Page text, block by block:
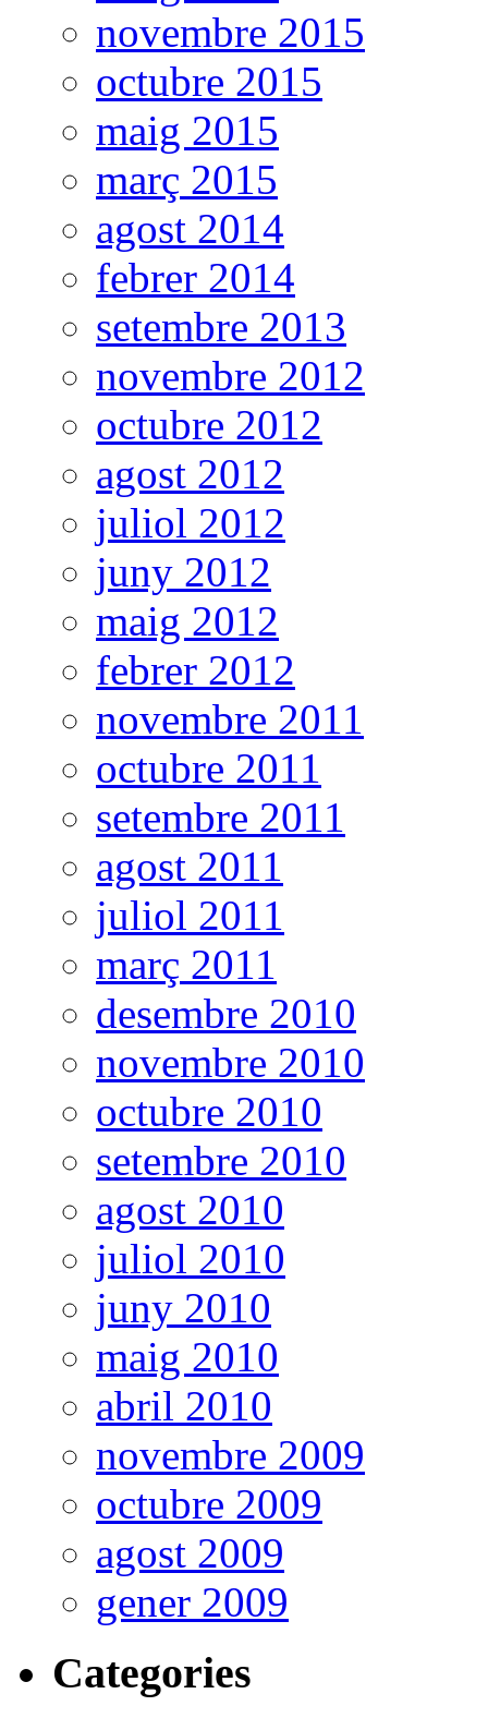
novembre 2015
octubre 2015
maig 2015
març 2015
agost 2014
febrer 2014
setembre 2013
novembre 2012
octubre 2012
agost 2012
juliol 2012
juny 2012
maig 2012
febrer 2012
novembre 2011
octubre 2011
setembre 2011
agost 2011
juliol 2011
març 2011
desembre 2010
novembre 2010
octubre 2010
setembre 2010
agost 2010
juliol 2010
juny 2010
maig 2010
abril 2010
novembre 2009
octubre 2009
agost 2009
gener 2009
Categories